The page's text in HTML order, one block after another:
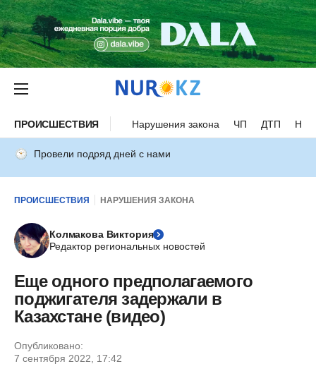
ПРОИСШЕСТВИЯ Нарушения закона ЧП ДТП
Провели подряд дней с нами
ПРОИСШЕСТВИЯ НАРУШЕНИЯ ЗАКОНА
Колмакова Виктория
Редактор региональных новостей
Еще одного предполагаемого
поджигателя задержали в
Казахстане (видео)
Опубликовано:
7 сентября 2022, 17:42